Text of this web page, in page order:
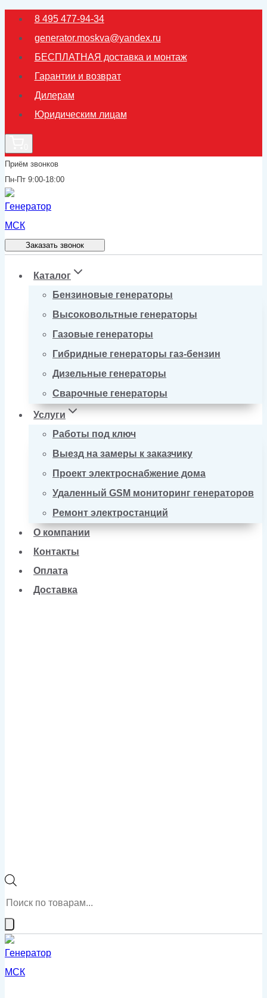
Перейти
содержимому
8 495 477-94-34
generator.moskva@yandex.ru
БЕСПЛАТНАЯ доставка и монтаж
Гарантии и возврат
Дилерам
Юридическим лицам
Приём звонков
Пн-Пт 9:00-18:00
Заказать звонок
Каталог
Бензиновые генераторы
Высоковольтные генераторы
Газовые генераторы
Гибридные генераторы газ-бензин
Дизельные генераторы
Сварочные генераторы
Услуги
Работы под ключ
Выезд на замеры к заказчику
Проект электроснабжение дома
Удаленный GSM мониторинг генераторов
Ремонт электростанций
О компании
Контакты
Оплата
Доставка
Поиск
товаров